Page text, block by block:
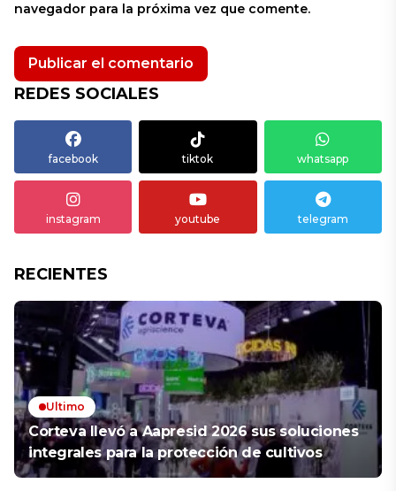
navegador para la próxima vez que comente.
REDES SOCIALES
facebook tiktok whatsapp
instagram youtube telegram
RECIENTES
Ultimo
Corteva llevó a Aapresid 2026 sus soluciones
integrales para la protección de cultivos